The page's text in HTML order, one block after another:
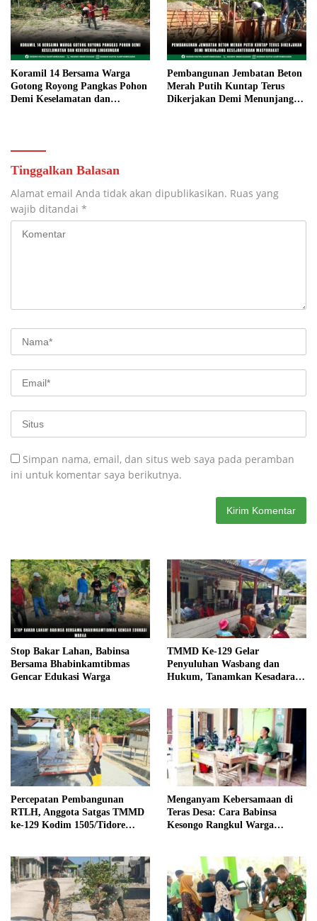
Koramil 14 Bersama Warga
Gotong Royong Pangkas Pohon
Demi Keselamatan dan
Pembangunan Jembatan Beton
Merah Putih Kuntap Terus
Dikerjakan Demi Menunjang
Tinggalkan Balasan
Alamat email Anda tidak akan dipublikasikan. Ruas yang
wajib ditandai *
Simpan nama, email, dan situs web saya pada peramban
ini untuk komentar saya berikutnya.
Stop Bakar Lahan, Babinsa
Bersama Bhabinkamtibmas
Gencar Edukasi Warga
TMMD Ke-129 Gelar
Penyuluhan Wasbang dan
Hukum, Tanamkan Kesadaran
Percepatan Pembangunan
RTLH, Anggota Satgas TMMD
ke-129 Kodim 1505/Tidore
Menganyam Kebersamaan di
Teras Desa: Cara Babinsa
Kesongo Rangkul Warga